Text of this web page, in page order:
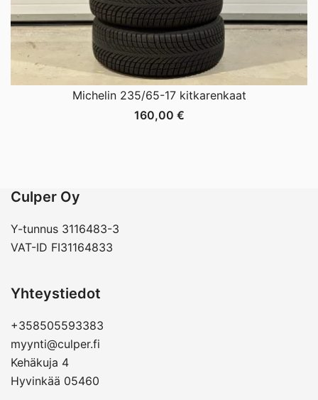
Michelin 235/65-17 kitkarenkaat
160,00 €
Culper Oy
Y-tunnus 3116483-3
VAT-ID FI31164833
Yhteystiedot
+358505593383
myynti@culper.fi
Kehäkuja 4
Hyvinkää 05460